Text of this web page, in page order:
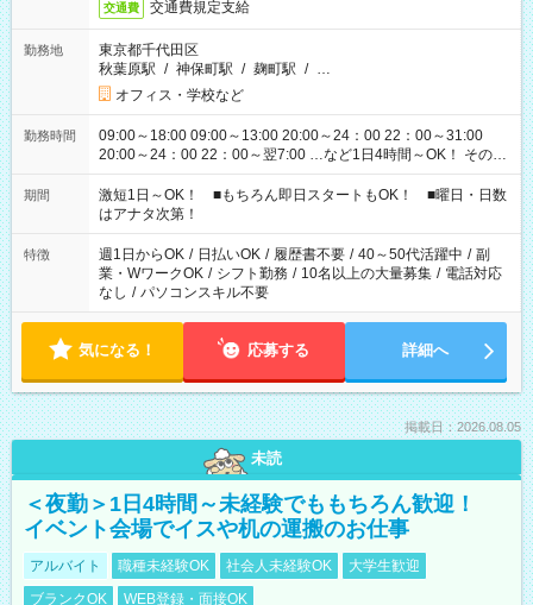
交通費 交通費規定支給
勤務地
東京都千代田区
秋葉原駅 / 神保町駅 / 麹町駅 / …
オフィス・学校など
勤務時間
09:00～18:00 09:00～13:00 20:00～24：00 22：00～31:00
20:00～24：00 22：00～翌7:00 …など1日4時間～OK！ その他
シフトもございます！ お気軽にご相談ください！
期間
激短1日～OK！ ■もちろん即日スタートもOK！ ■曜日・日数
はアナタ次第！
特徴 週1日からOK / 日払いOK / 履歴書不要 / 40～50代活躍中 / 副
業・WワークOK / シフト勤務 / 10名以上の大量募集 / 電話対応
なし / パソコンスキル不要
気になる！ 応募する 詳細へ
掲載日：2026.08.05
未読
＜夜勤＞1日4時間～未経験でももちろん歓迎！
イベント会場でイスや机の運搬のお仕事
アルバイト 職種未経験OK 社会人未経験OK
大学生歓迎
ブランクOK
WEB登録・面接OK